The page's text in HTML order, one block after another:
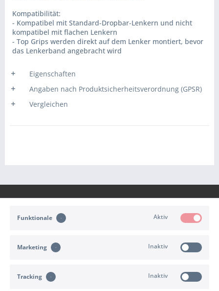
Kompatibilität:
- Kompatibel mit Standard-Dropbar-Lenkern und nicht
kompatibel mit flachen Lenkern
- Top Grips werden direkt auf dem Lenker montiert, bevor
das Lenkerband angebracht wird
Eigenschaften
Angaben nach Produktsicherheitsverordnung (GPSR)
Vergleichen
INFORMATIONEN
Funktionale Aktiv
Marketing Inaktiv
Tracking Inaktiv